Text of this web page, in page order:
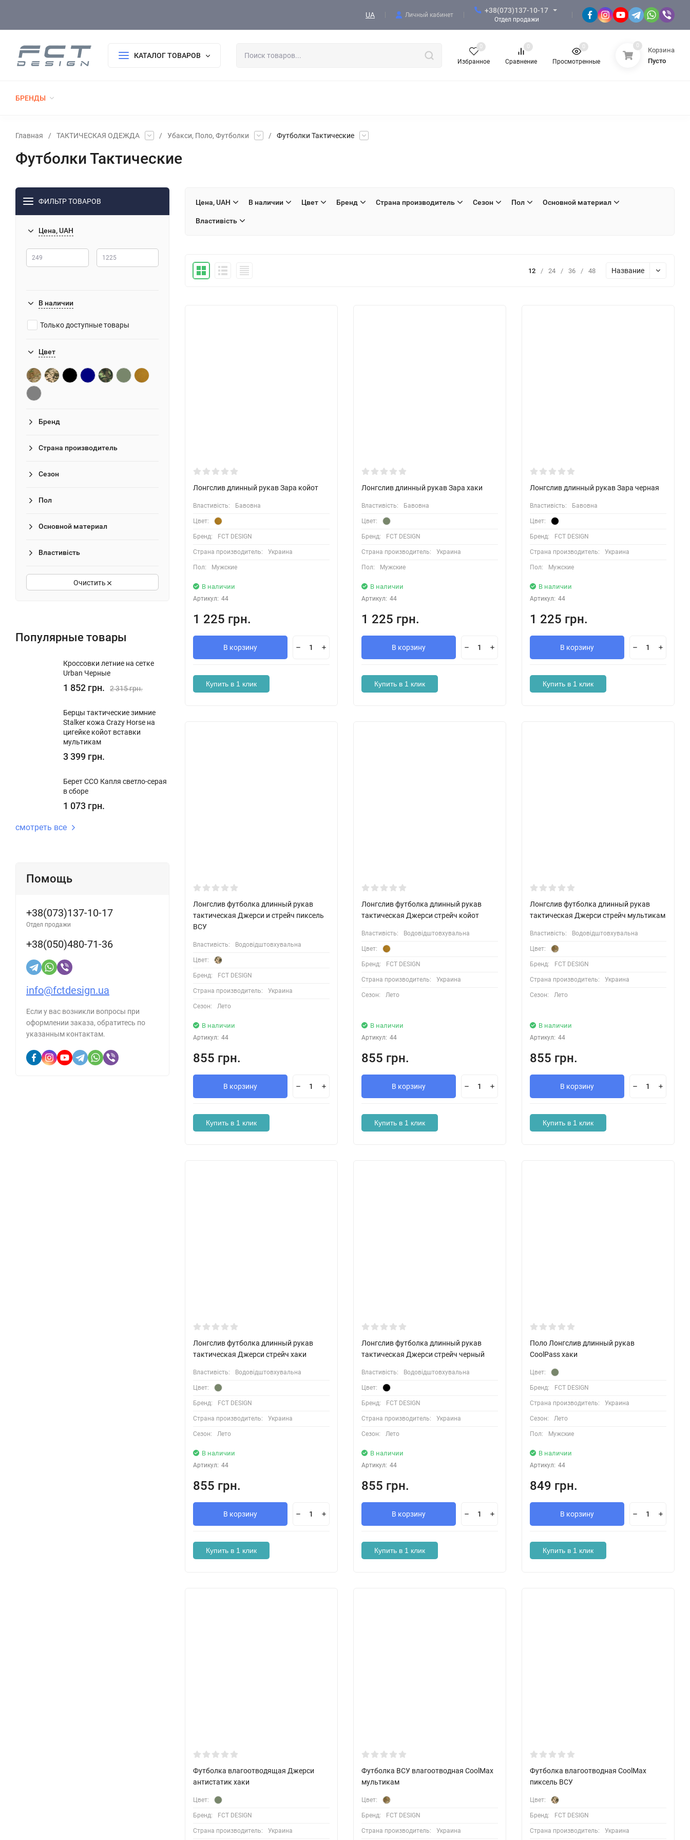
UA Личный кабинет
+38(073)137-10-17
Отдел продажи
КАТАЛОГ ТОВАРОВ
Избранное
0
Сравнение
0
Просмотренные
0 0
Корзина
Пусто
БРЕНДЫ
Главная
/ ТАКТИЧЕСКАЯ ОДЕЖДА / Убакси, Поло, Футболки / Футболки Тактические
Футболки Тактические
ФИЛЬТР ТОВАРОВ
Цена, UAH
В наличии
Только доступные товары
Цвет
Бренд
Страна производитель
Сезон
Пол
Основной материал
Властивість
Очистить
Популярные товары
Кроссовки летние на сетке
Urban Черные
1 852 грн. 2 315 грн.
Берцы тактические зимние
Stalker кожа Crazy Horse на
цигейке койот вставки
мультикам
3 399 грн.
Берет ССО Капля светло-серая
в сборе
1 073 грн.
смотреть все
Помощь
+38(073)137-10-17
Отдел продажи
+38(050)480-71-36
info@fctdesign.ua
Если у вас возникли вопросы при
оформлении заказа, обратитесь по
указанным контактам.
Цена, UAH В наличии Цвет Бренд Страна производитель Сезон Пол Основной материал
Властивість
12 / 24 / 36 / 48 Название
Лонгслив длинный рукав Зара койот
Властивість: Бавовна
Цвет:
Бренд: FCT DESIGN
Страна производитель: Украина
Пол: Мужские
В наличии
Артикул: 44
1 225 грн.
В корзину
Купить в 1 клик
Лонгслив длинный рукав Зара хаки
Властивість: Бавовна
Цвет:
Бренд: FCT DESIGN
Страна производитель: Украина
Пол: Мужские
В наличии
Артикул: 44
1 225 грн.
В корзину
Купить в 1 клик
Лонгслив длинный рукав Зара черная
Властивість: Бавовна
Цвет:
Бренд: FCT DESIGN
Страна производитель: Украина
Пол: Мужские
В наличии
Артикул: 44
1 225 грн.
В корзину
Купить в 1 клик
Лонгслив футболка длинный рукав
тактическая Джерси и стрейч пиксель
ВСУ
Властивість: Водовідштовхувальна
Цвет:
Бренд: FCT DESIGN
Страна производитель: Украина
Сезон: Лето
В наличии
Артикул: 44
855 грн.
В корзину
Купить в 1 клик
Лонгслив футболка длинный рукав
тактическая Джерси стрейч койот
Властивість: Водовідштовхувальна
Цвет:
Бренд: FCT DESIGN
Страна производитель: Украина
Сезон: Лето
В наличии
Артикул: 44
855 грн.
В корзину
Купить в 1 клик
Лонгслив футболка длинный рукав
тактическая Джерси стрейч мультикам
Властивість: Водовідштовхувальна
Цвет:
Бренд: FCT DESIGN
Страна производитель: Украина
Сезон: Лето
В наличии
Артикул: 44
855 грн.
В корзину
Купить в 1 клик
Лонгслив футболка длинный рукав
тактическая Джерси стрейч хаки
Властивість: Водовідштовхувальна
Цвет:
Бренд: FCT DESIGN
Страна производитель: Украина
Сезон: Лето
В наличии
Артикул: 44
855 грн.
В корзину
Купить в 1 клик
Лонгслив футболка длинный рукав
тактическая Джерси стрейч черный
Властивість: Водовідштовхувальна
Цвет:
Бренд: FCT DESIGN
Страна производитель: Украина
Сезон: Лето
В наличии
Артикул: 44
855 грн.
В корзину
Купить в 1 клик
Поло Лонгслив длинный рукав
CoolPass хаки
Цвет:
Бренд: FCT DESIGN
Страна производитель: Украина
Сезон: Лето
Пол: Мужские
В наличии
Артикул: 44
849 грн.
В корзину
Купить в 1 клик
Футболка влагоотводящая Джерси
антистатик хаки
Цвет:
Бренд: FCT DESIGN
Страна производитель: Украина
Футболка ВСУ влагоотводная CoolMax
мультикам
Цвет:
Бренд: FCT DESIGN
Страна производитель: Украина
Футболка влагоотводная CoolMax
пиксель ВСУ
Цвет:
Бренд: FCT DESIGN
Страна производитель: Украина